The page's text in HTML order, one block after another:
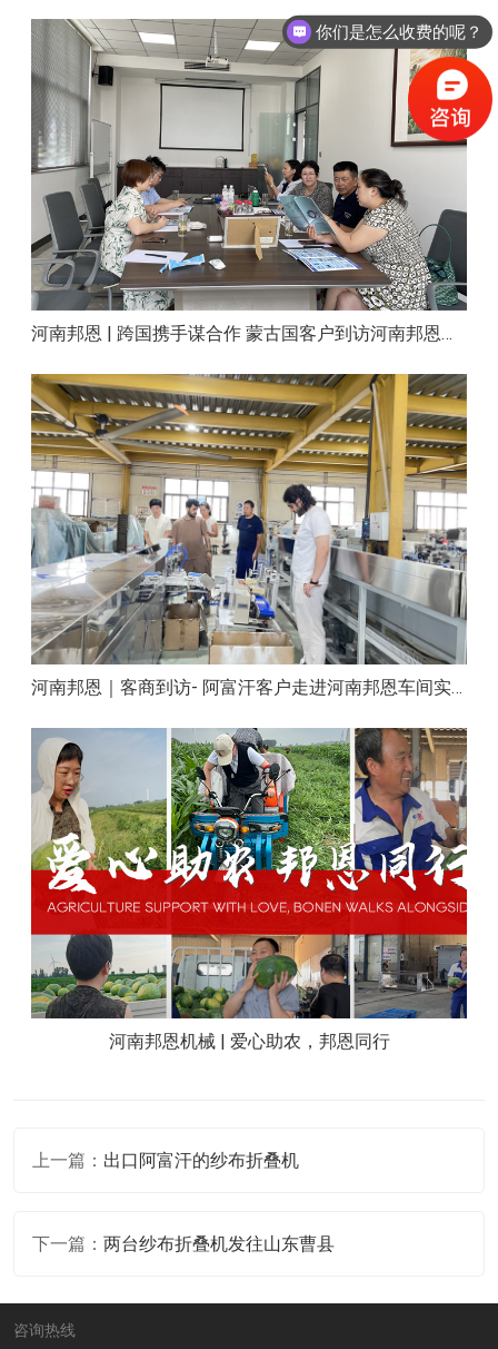
河南邦恩 | 跨国携手谋合作 蒙古国客户到访河南邦恩实地考察洽谈
河南邦恩｜客商到访- 阿富汗客户走进河南邦恩车间实地洽谈合作
河南邦恩机械 | 爱心助农，邦恩同行
上一篇： 出口阿富汗的纱布折叠机
下一篇： 两台纱布折叠机发往山东曹县
咨询热线
你们是怎么收费的呢？
现在有优惠活动么？